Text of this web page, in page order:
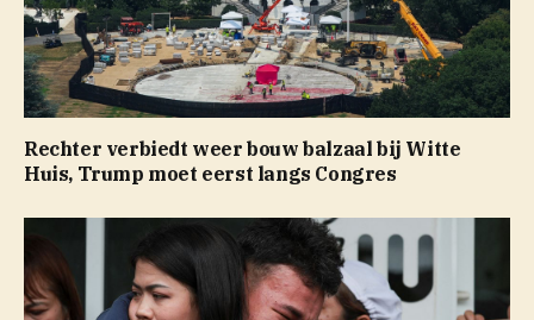
Rechter verbiedt weer bouw balzaal bij Witte
Huis, Trump moet eerst langs Congres